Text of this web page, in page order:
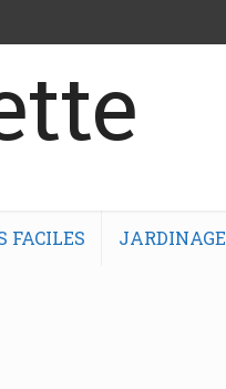
FACILES JARDINAGE